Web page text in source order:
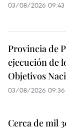
03/08/2026 09:43
Provincia de
ejecución de
Objetivos
03/08/2026 09:36
Cerca de mil